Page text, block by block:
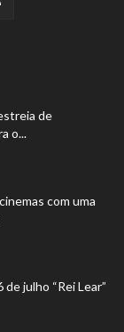
de
o...
com uma
julho “Rei Lear”